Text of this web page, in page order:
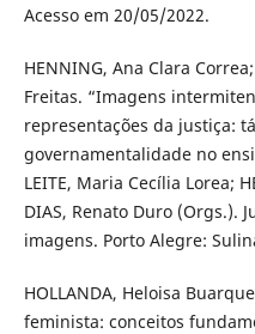
Acesso em 20/05/2022.
HENNING, Ana Clara
Freitas. “Imagens
representações da justiça:
governamentalidade no
LEITE, Maria Cecília Lorea;
DIAS, Renato Duro (Orgs.).
imagens. Porto Alegre:
HOLLANDA, Heloisa
feminista: conceitos